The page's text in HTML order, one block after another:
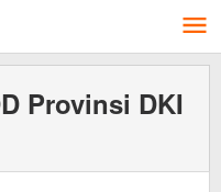
Provinsi DKI